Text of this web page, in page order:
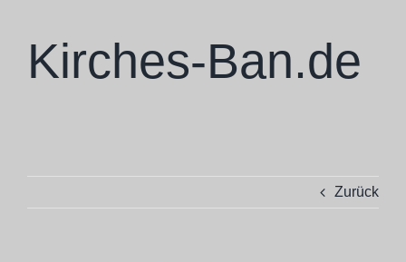
springenKirches-Ban.de
Zurück